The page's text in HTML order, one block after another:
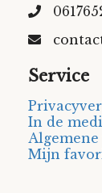
Service
In de
Mijn